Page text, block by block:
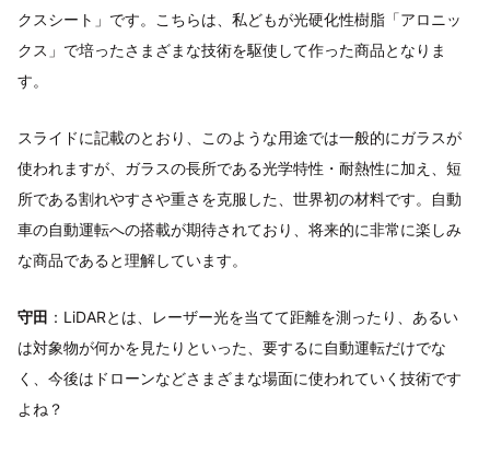
クスシート」です。こちらは、私どもが光硬化性樹脂「アロニッ
クス」で培ったさまざまな技術を駆使して作った商品となりま
す。
スライドに記載のとおり、このような用途では一般的にガラスが
使われますが、ガラスの長所である光学特性・耐熱性に加え、短
所である割れやすさや重さを克服した、世界初の材料です。自動
車の自動運転への搭載が期待されており、将来的に非常に楽しみ
な商品であると理解しています。
守田 ：LiDARとは、レーザー光を当てて距離を測ったり、あるい
は対象物が何かを見たりといった、要するに自動運転だけでな
く、今後はドローンなどさまざまな場面に使われていく技術です
よね？